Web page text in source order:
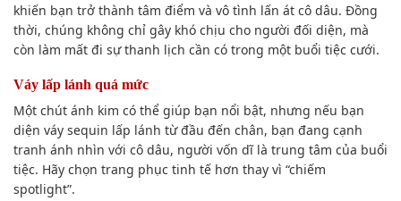
khiến bạn trở thành tâm điểm và vô tình lấn át cô dâu. Đồng
thời, chúng không chỉ gây khó chịu cho người đối diện, mà
còn làm mất đi sự thanh lịch cần có trong một buổi tiệc cưới.
Váy lấp lánh quá mức
Một chút ánh kim có thể giúp bạn nổi bật, nhưng nếu bạn
diện váy sequin lấp lánh từ đầu đến chân, bạn đang cạnh
tranh ánh nhìn với cô dâu, người vốn dĩ là trung tâm của buổi
tiệc. Hãy chọn trang phục tinh tế hơn thay vì “chiếm
spotlight”.